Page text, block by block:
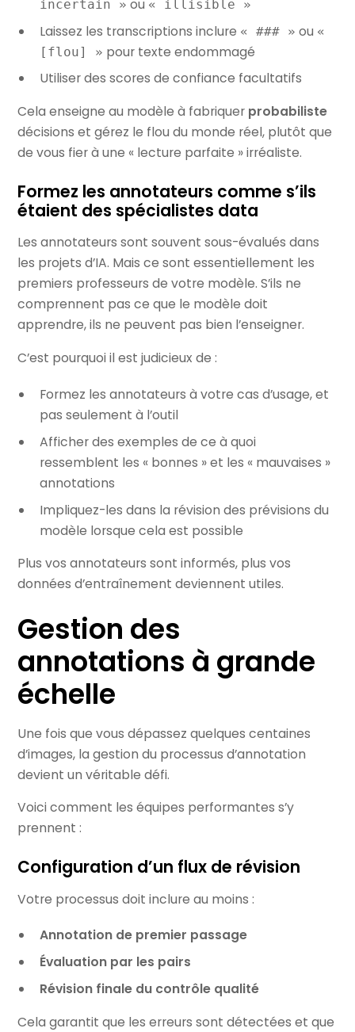
incertain » ou « illisible »
Laissez les transcriptions inclure « ### » ou «
[flou] » pour texte endommagé
Utiliser des scores de confiance facultatifs
Cela enseigne au modèle à fabriquer probabiliste
décisions et gérez le flou du monde réel, plutôt que
de vous fier à une « lecture parfaite » irréaliste.
Formez les annotateurs comme s’ils
étaient des spécialistes data
Les annotateurs sont souvent sous-évalués dans
les projets d’IA. Mais ce sont essentiellement les
premiers professeurs de votre modèle. S’ils ne
comprennent pas ce que le modèle doit
apprendre, ils ne peuvent pas bien l’enseigner.
C’est pourquoi il est judicieux de :
Formez les annotateurs à votre cas d’usage, et
pas seulement à l’outil
Afficher des exemples de ce à quoi
ressemblent les « bonnes » et les « mauvaises »
annotations
Impliquez-les dans la révision des prévisions du
modèle lorsque cela est possible
Plus vos annotateurs sont informés, plus vos
données d’entraînement deviennent utiles.
Gestion des
annotations à grande
échelle
Une fois que vous dépassez quelques centaines
d’images, la gestion du processus d’annotation
devient un véritable défi.
Voici comment les équipes performantes s’y
prennent :
Configuration d’un flux de révision
Votre processus doit inclure au moins :
Annotation de premier passage
Évaluation par les pairs
Révision finale du contrôle qualité
Cela garantit que les erreurs sont détectées et que